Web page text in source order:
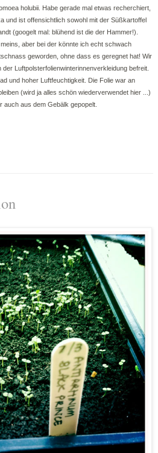
holubii. Habe gerade mal etwas recherchiert,
und ist offensichtlich sowohl mit der Süßkartoffel
(googelt mal: blühend ist die der Hammer!).
aber bei der könnte ich echt schwach
geworden, ohne dass es geregnet hat! Wir
Luftpolsterfolienwinterinnenverkleidung befreit.
und hoher Luftfeuchtigkeit. Die Folie war an
(wird ja alles schön wiederverwendet hier ...)
auch aus dem Gebälk gepopelt.